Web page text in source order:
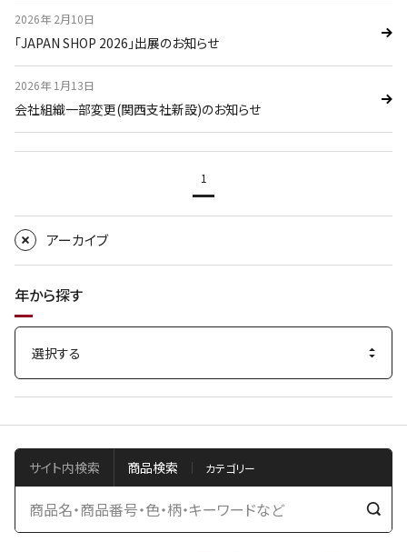
2026年 2月10日
｢JAPAN SHOP 2026｣出展のお知らせ
2026年 1月13日
会社組織一部変更(関西支社新設)のお知らせ
1
アーカイブ
年から探す
サイト内検索 商品検索
検